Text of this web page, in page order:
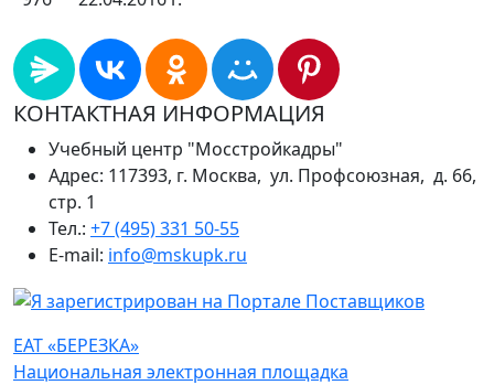
КОНТАКТНАЯ ИНФОРМАЦИЯ
Учебный центр "Мосстройкадры"
Адрес: 117393, г. Москва, ул. Профсоюзная, д. 66,
стр. 1
Тел.: +7 (495) 331 50-55
E-mail: info@mskupk.ru
ЕАТ «БЕРЕЗКА»
Национальная электронная площадка